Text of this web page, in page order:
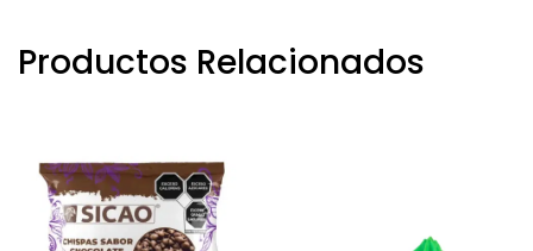
Productos Relacionados